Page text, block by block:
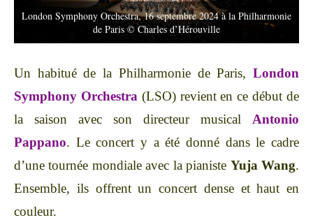
London Symphony Orchestra, 16 septembre 2024 à la Philharmonie
de Paris © Charles d’Hérouville
Un habitué de la Philharmonie de Paris, London
Symphony Orchestra(LSO) revient en ce début de
la saison avec son directeur musical Antonio
Pappano. Le concert y a été donné dans le cadre
d’une tournée mondiale avec la pianiste Yuja Wang.
Ensemble, ils offrent un concert dense et haut en
couleur.